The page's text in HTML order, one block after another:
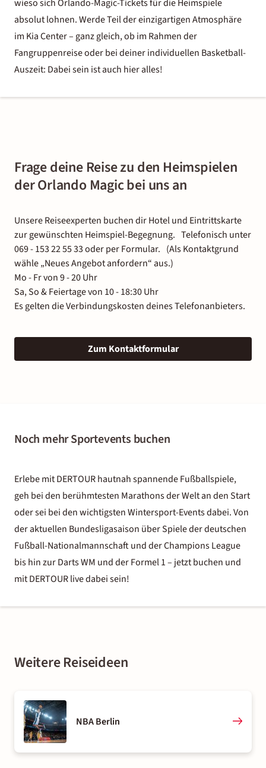
wieso sich Orlando-Magic-Tickets für die Heimspiele
absolut lohnen. Werde Teil der einzigartigen Atmosphäre
im Kia Center – ganz gleich, ob im Rahmen der
Fangruppenreise oder bei deiner individuellen Basketball-
Auszeit: Dabei sein ist auch hier alles!
Frage deine Reise zu den Heimspielen
der Orlando Magic bei uns an
Unsere Reiseexperten buchen dir Hotel und Eintrittskarte
zur gewünschten Heimspiel-Begegnung. Telefonisch unter
069 - 153 22 55 33 oder per Formular. (Als Kontaktgrund
wähle „Neues Angebot anfordern“ aus.)
Mo - Fr von 9 - 20 Uhr
Sa, So & Feiertage von 10 - 18:30 Uhr
Es gelten die Verbindungskosten deines Telefonanbieters.
Zum Kontaktformular
Noch mehr Sportevents buchen
Erlebe mit DERTOUR hautnah spannende Fußballspiele,
geh bei den berühmtesten Marathons der Welt an den Start
oder sei bei den wichtigsten Wintersport-Events dabei. Von
der aktuellen Bundesligasaison über Spiele der deutschen
Fußball-Nationalmannschaft und der Champions League
bis hin zur Darts WM und der Formel 1 – jetzt buchen und
mit DERTOUR live dabei sein!
Weitere Reiseideen
NBA Berlin